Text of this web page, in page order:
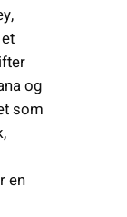
og
som
en